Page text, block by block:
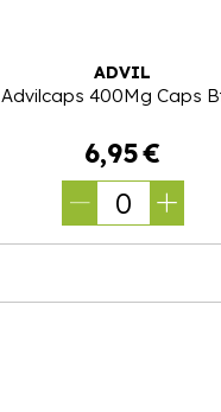
ADVIL
Advilcaps 400Mg Caps
6,95€
0